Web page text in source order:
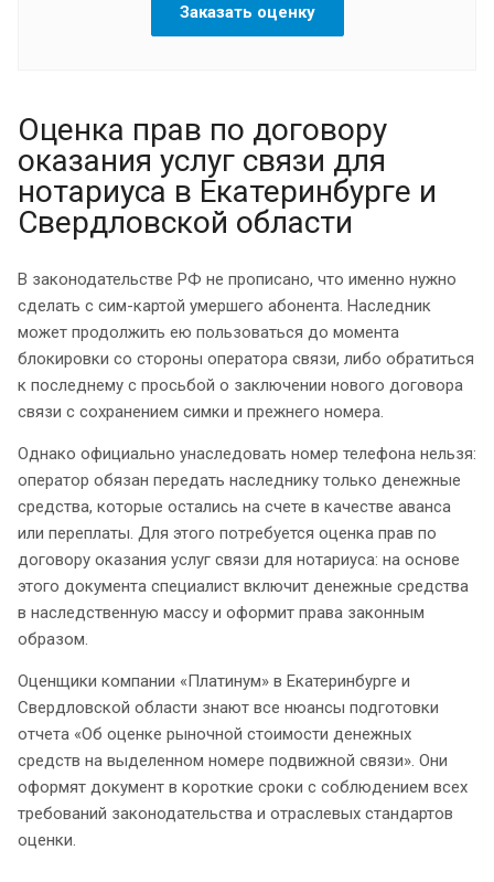
Заказать оценку
Оценка прав по договору
оказания услуг связи для
нотариуса в Екатеринбурге и
Свердловской области
В законодательстве РФ не прописано, что именно нужно
сделать с сим-картой умершего абонента. Наследник
может продолжить ею пользоваться до момента
блокировки со стороны оператора связи, либо обратиться
к последнему с просьбой о заключении нового договора
связи с сохранением симки и прежнего номера.
Однако официально унаследовать номер телефона нельзя:
оператор обязан передать наследнику только денежные
средства, которые остались на счете в качестве аванса
или переплаты. Для этого потребуется оценка прав по
договору оказания услуг связи для нотариуса: на основе
этого документа специалист включит денежные средства
в наследственную массу и оформит права законным
образом.
Оценщики компании «Платинум» в Екатеринбурге и
Свердловской области знают все нюансы подготовки
отчета «Об оценке рыночной стоимости денежных
средств на выделенном номере подвижной связи». Они
оформят документ в короткие сроки с соблюдением всех
требований законодательства и отраслевых стандартов
оценки.